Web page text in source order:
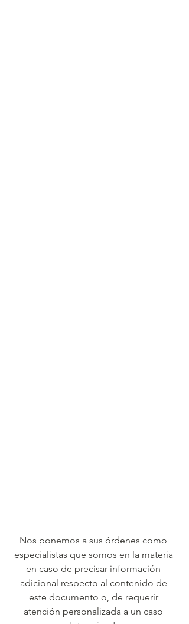
Nos ponemos a sus órdenes como
especialistas que somos en la materia
en caso de precisar información
adicional respecto al contenido de
este documento o, de requerir
atención personalizada a un caso